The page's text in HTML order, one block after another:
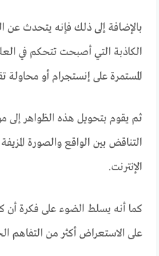
بالإضافة إلى ذلك فإنه يتحدث عن
الكاذبة التي أصبحت تتحكم في
المستمرة على إنستجرام أو محاولة
ثم يقوم بتحويل هذه الظواهر
التناقض بين الواقع والصورة
الإنترنت.
كما أنه يسلط الضوء على فكرة أن
على الاستعراض أكثر من التفاهم